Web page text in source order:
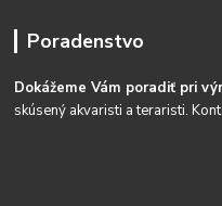
Poradenstvo
Dokážeme Vám poradiť pri
skúsený akvaristi a teraristi.